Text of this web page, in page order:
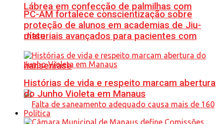
Lábrea em confecção de palmilhas com
materiais avançados para pacientes com
hanseníase
PC-AM fortalece conscientização sobre
proteção de alunos em academias de Jiu-
Jítsu
Histórias de vida e respeito marcam abertura
do Junho Violeta em Manaus
Política